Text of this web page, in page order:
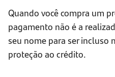
Quando você compra um
pagamento não é a
seu nome para ser incluso
proteção ao crédito.